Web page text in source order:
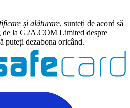
și alăturare, sunteți de acord să
la G2A.COM Limited despre
puteți dezabona oricând.